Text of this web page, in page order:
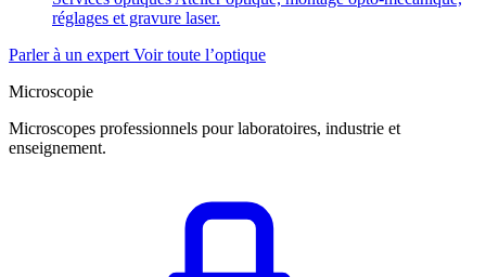
réglages et gravure laser.
Parler à un expert Voir toute l’optique
Microscopie
Microscopes professionnels pour laboratoires, industrie et
enseignement.